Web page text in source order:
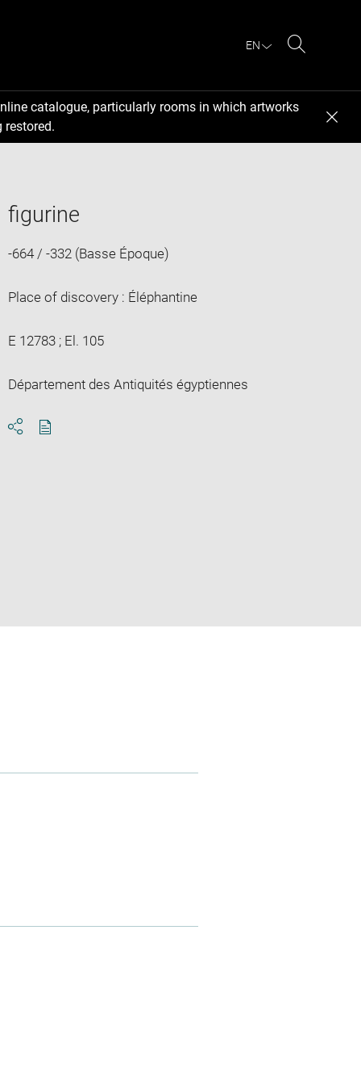
EN
catalogue, particularly rooms in which artworks
restored.
figurine
-664 / -332 (Basse Époque)
Place of discovery : Éléphantine
E 12783 ; El. 105
Département des Antiquités égyptiennes